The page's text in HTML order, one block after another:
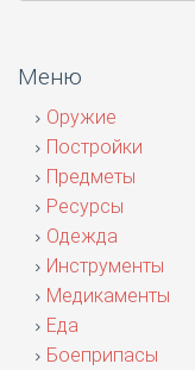
Меню
Оружие
Постройки
Предметы
Ресурсы
Одежда
Инструменты
Медикаменты
Еда
Боеприпасы